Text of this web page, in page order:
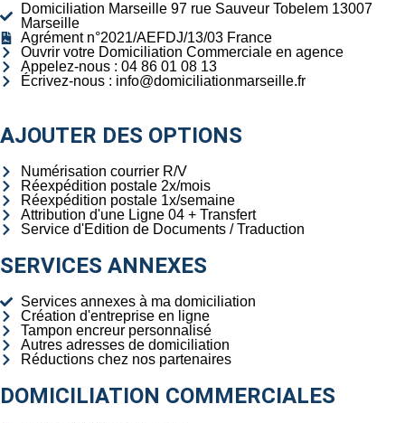
Domiciliation Marseille 97 rue Sauveur Tobelem 13007
Marseille
Agrément n°2021/AEFDJ/13/03 France
Ouvrir votre Domiciliation Commerciale en agence
Appelez-nous : 04 86 01 08 13
Écrivez-nous : info@domiciliationmarseille.fr
AJOUTER DES OPTIONS
Numérisation courrier R/V
Réexpédition postale 2x/mois
Réexpédition postale 1x/semaine
Attribution d'une Ligne 04 + Transfert
Service d'Edition de Documents / Traduction
SERVICES ANNEXES
Services annexes à ma domiciliation
Création d'entreprise en ligne
Tampon encreur personnalisé
Autres adresses de domiciliation
Réductions chez nos partenaires
DOMICILIATION COMMERCIALES